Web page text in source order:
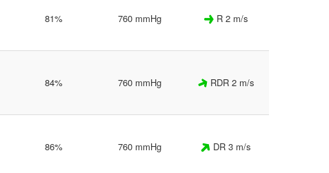
81% 760 mmHg R 2 m/s
84% 760 mmHg RDR 2 m/s
86% 760 mmHg DR 3 m/s